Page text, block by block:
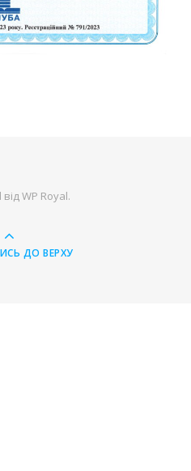
WP Royal.
ДО ВЕРХУ